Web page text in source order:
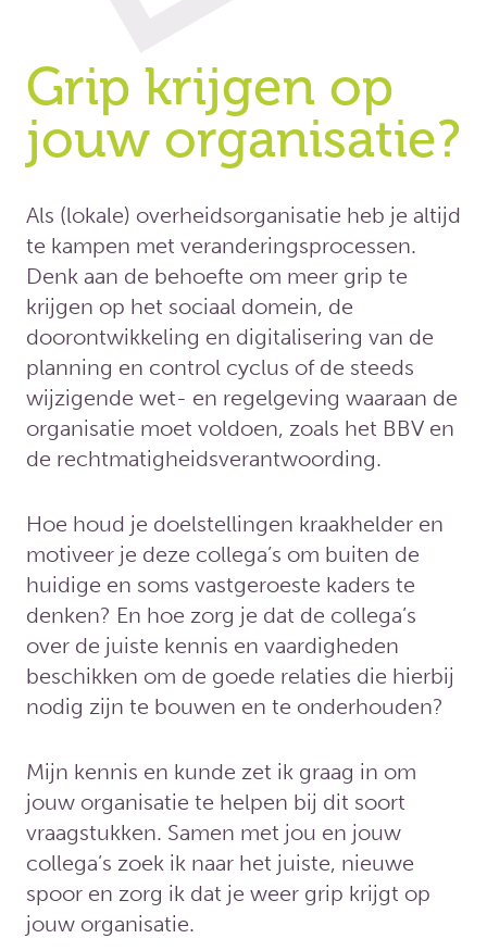
Grip krijgen op
jouw organisatie?
Als (lokale) overheidsorganisatie heb je altijd
te kampen met veranderingsprocessen.
Denk aan de behoefte om meer grip te
krijgen op het sociaal domein, de
doorontwikkeling en digitalisering van de
planning en control cyclus of de steeds
wijzigende wet- en regelgeving waaraan de
organisatie moet voldoen, zoals het BBV en
de rechtmatigheidsverantwoording.
Hoe houd je doelstellingen kraakhelder en
motiveer je deze collega’s om buiten de
huidige en soms vastgeroeste kaders te
denken? En hoe zorg je dat de collega’s
over de juiste kennis en vaardigheden
beschikken om de goede relaties die hierbij
nodig zijn te bouwen en te onderhouden?
Mijn kennis en kunde zet ik graag in om
jouw organisatie te helpen bij dit soort
vraagstukken. Samen met jou en jouw
collega’s zoek ik naar het juiste, nieuwe
spoor en zorg ik dat je weer grip krijgt op
jouw organisatie.